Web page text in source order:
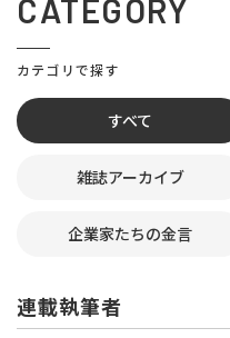
CATEGORY
カテゴリで探す
すべて
雑誌アーカイブ
企業家たちの金言
連載執筆者